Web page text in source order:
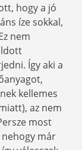
hogy a jó
íze sokkal,
nem
Így aki a
kellemes
az nem
most
már